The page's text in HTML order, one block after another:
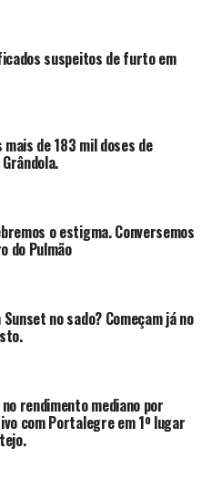
suspeitos de furto em
mais de 183 mil doses de
o estigma. Conversemos
do Pulmão
no sado? Começam já no
rendimento mediano por
com Portalegre em 1º lugar